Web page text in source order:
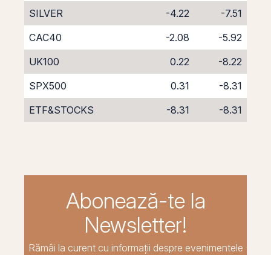
SILVER
-4.22
-7.51
CAC40
-2.08
-5.92
UK100
0.22
-8.22
SPX500
0.31
-8.31
ETF&STOCKS
-8.31 -8.31
Abonează-te la
Newsletter!
Rămâi la curent cu informații despre evenimentele